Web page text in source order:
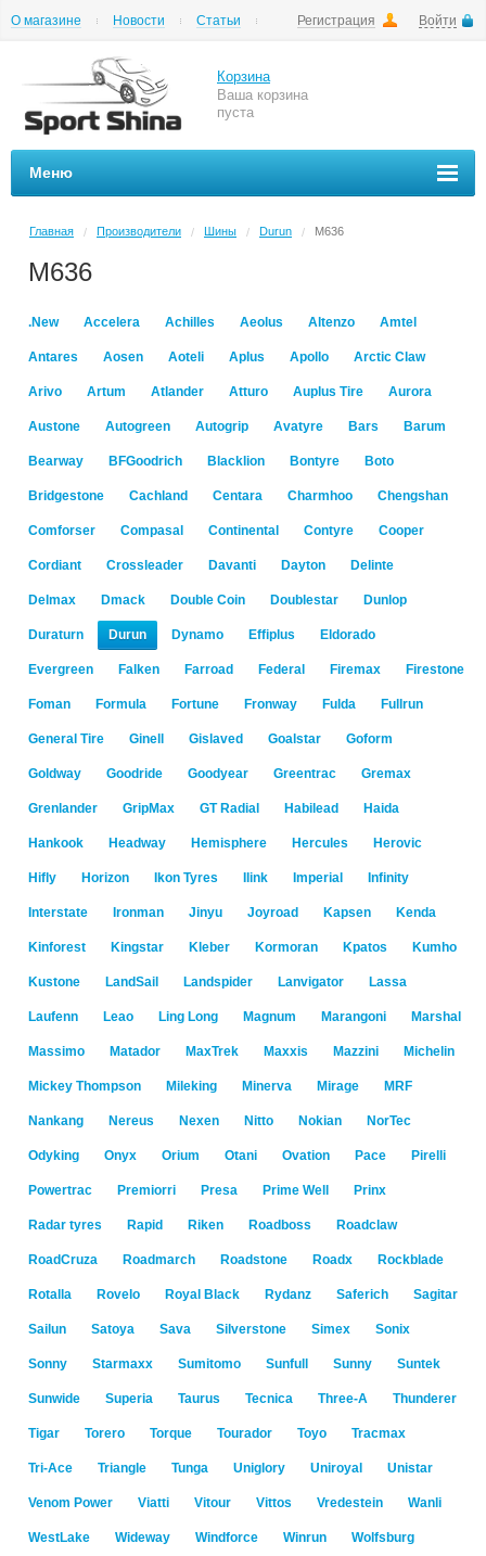
Регистрация Войти
О магазине Новости
Статьи
Корзина
Ваша корзина
пуста
Меню
Главная / Производители / Шины / Durun / M636
M636
.New Accelera Achilles Aeolus Altenzo Amtel
Antares Aosen Aoteli Aplus Apollo Arctic Claw
Arivo Artum Atlander Atturo Auplus Tire Aurora
Austone Autogreen Autogrip Avatyre Bars Barum
Bearway BFGoodrich Blacklion Bontyre Boto
Bridgestone Cachland Centara Charmhoo Chengshan
Comforser Compasal Continental Contyre Cooper
Cordiant Crossleader Davanti Dayton Delinte
Delmax Dmack Double Coin Doublestar Dunlop
Duraturn Durun Dynamo Effiplus Eldorado
Evergreen Falken Farroad Federal Firemax Firestone
Foman Formula Fortune Fronway Fulda Fullrun
General Tire Ginell Gislaved Goalstar Goform
Goldway Goodride Goodyear Greentrac Gremax
Grenlander GripMax GT Radial Habilead Haida
Hankook Headway Hemisphere Hercules Herovic
Hifly Horizon Ikon Tyres Ilink Imperial Infinity
Interstate Ironman Jinyu Joyroad Kapsen Kenda
Kinforest Kingstar Kleber Kormoran Kpatos Kumho
Kustone LandSail Landspider Lanvigator Lassa
Laufenn Leao Ling Long Magnum Marangoni Marshal
Massimo Matador MaxTrek Maxxis Mazzini Michelin
Mickey Thompson Mileking Minerva Mirage MRF
Nankang Nereus Nexen Nitto Nokian NorTec
Odyking Onyx Orium Otani Ovation Pace Pirelli
Powertrac Premiorri Presa Prime Well Prinx
Radar tyres Rapid Riken Roadboss Roadclaw
RoadCruza Roadmarch Roadstone Roadx Rockblade
Rotalla Rovelo Royal Black Rydanz Saferich Sagitar
Sailun Satoya Sava Silverstone Simex Sonix
Sonny Starmaxx Sumitomo Sunfull Sunny Suntek
Sunwide Superia Taurus Tecnica Three-A Thunderer
Tigar Torero Torque Tourador Toyo Tracmax
Tri-Ace Triangle Tunga Uniglory Uniroyal Unistar
Venom Power Viatti Vitour Vittos Vredestein Wanli
WestLake Wideway Windforce Winrun Wolfsburg